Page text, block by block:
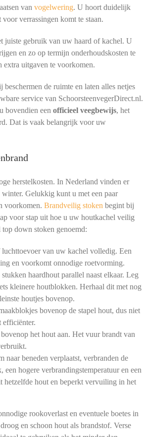
van vogelwering. U hoort duidelijk
verrassingen komt te staan.
juiste gebruik van uw haard of kachel. U
en zo op termijn onderhoudskosten te
extra uitgaven te voorkomen.
de ruimte en laten alles netjes
service van SchoorsteenvegerDirect.nl.
bovendien een officieel veegbewijs, het
Dat is vaak belangrijk voor uw
herstelkosten. In Nederland vinden er
winter. Gelukkig kunt u met een paar
voorkomen. Brandveilig stoken begint bij
voor stap uit hoe u uw houtkachel veilig
down stoken genoemd:
van uw kachel volledig. Een
en voorkomt onnodige roetvorming.
haardhout parallel naast elkaar. Leg
kleinere houtblokken. Herhaal dit met nog
houtjes bovenop.
bovenop de stapel hout, dus niet
efficiënter.
het hout aan. Het vuur brandt van
naar beneden verplaatst, verbranden de
hogere verbrandingstemperatuur en een
hetzelfde hout en beperkt vervuiling in het
rookoverlast en eventuele boetes in
en schoon hout als brandstof. Verse